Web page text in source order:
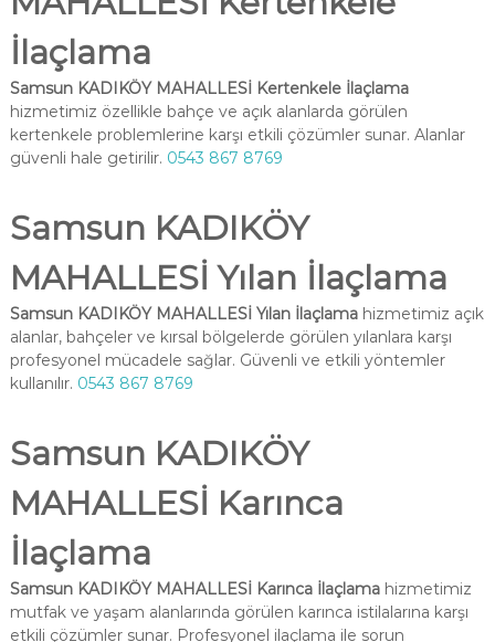
İlaçlama
Samsun KADIKÖY MAHALLESİ Kertenkele İlaçlama
hizmetimiz özellikle bahçe ve açık alanlarda görülen
kertenkele problemlerine karşı etkili çözümler sunar. Alanlar
güvenli hale getirilir. 0543 867 8769
Samsun KADIKÖY
MAHALLESİ Yılan İlaçlama
Samsun KADIKÖY MAHALLESİ Yılan İlaçlamahizmetimiz açık
alanlar, bahçeler ve kırsal bölgelerde görülen yılanlara karşı
profesyonel mücadele sağlar. Güvenli ve etkili yöntemler
kullanılır. 0543 867 8769
Samsun KADIKÖY
MAHALLESİ Karınca
İlaçlama
Samsun KADIKÖY MAHALLESİ Karınca İlaçlamahizmetimiz
mutfak ve yaşam alanlarında görülen karınca istilalarına karşı
etkili çözümler sunar. Profesyonel ilaçlama ile sorun